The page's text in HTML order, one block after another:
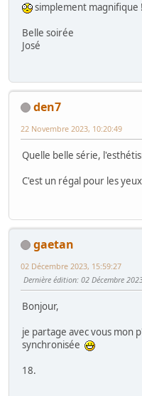
simplement magnifique
Belle soirée
José
den7
22 Novembre 2023, 10:20:49
Quelle belle série,
C'est un régal pour les
gaetan
02 Décembre 2023, 15:59:27
Dernière édition: 02 Décembre
Bonjour,
je partage avec vous mon
synchronisée
18.